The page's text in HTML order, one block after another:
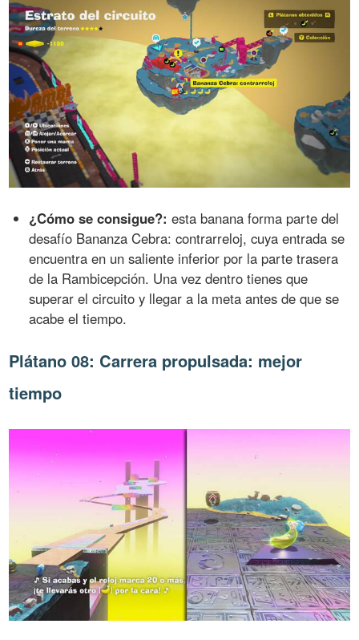
¿Cómo se consigue?: esta banana forma parte del
desafío Bananza Cebra: contrarreloj, cuya entrada se
encuentra en un saliente inferior por la parte trasera
de la Rambicepción. Una vez dentro tienes que
superar el circuito y llegar a la meta antes de que se
acabe el tiempo.
Plátano 08: Carrera propulsada: mejor
tiempo